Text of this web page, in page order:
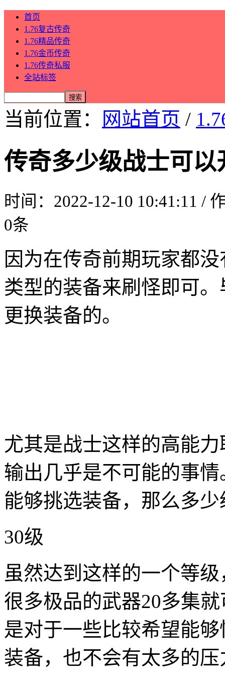
首页
1.76复古传奇
1.76精品传奇
1.76金币传奇
1.76传奇私服
全站标签
当前位置： 网站首页 /
传奇多少级战士可
时间：2022-12-10 10:41:11 /
0条
因为在传奇前期玩家都
类型的装备来刷怪即可
更换装备的。
尤其是战士这样的高能
输出几乎是不可能的事
能够挑选装备，那么多
30级
虽然达到这样的一个等
很多极品的武器20多集
是对于一些比较希望能
装备，也不会有太多的压